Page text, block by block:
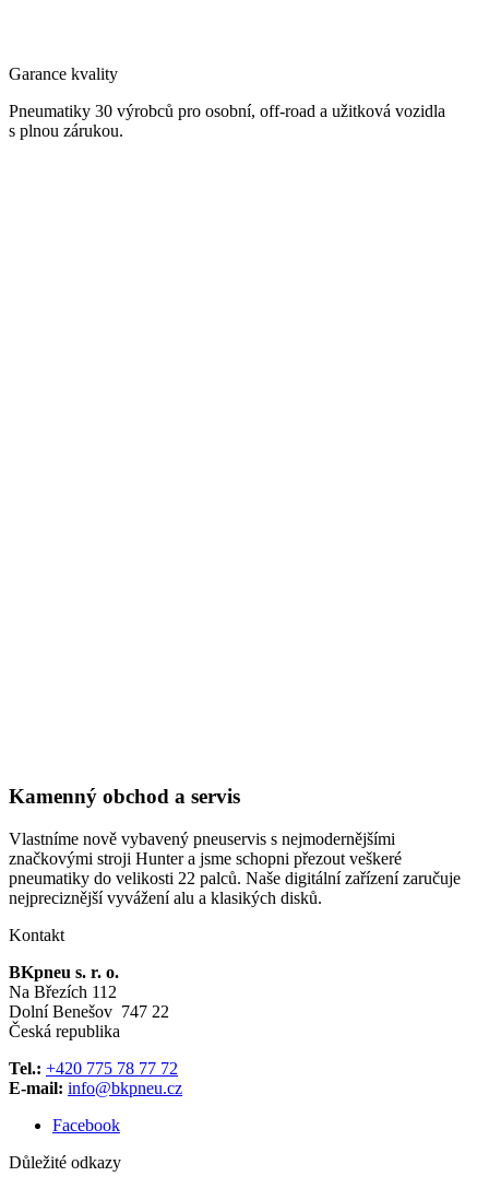
Garance kvality
Pneumatiky 30 výrobců pro osobní, off-road a užitková vozidla
s plnou zárukou.
Kamenný obchod a servis
Vlastníme nově vybavený pneuservis s nejmodernějšími
značkovými stroji Hunter a jsme schopni přezout veškeré
pneumatiky do velikosti 22 palců. Naše digitální zařízení zaručuje
nejpreciznější vyvážení alu a klasikých disků.
Kontakt
BKpneu s. r. o.
Na Březích 112
Dolní Benešov 747 22
Česká republika
Tel.: +420 775 78 77 72
E-mail: info@bkpneu.cz
Facebook
Důležité odkazy